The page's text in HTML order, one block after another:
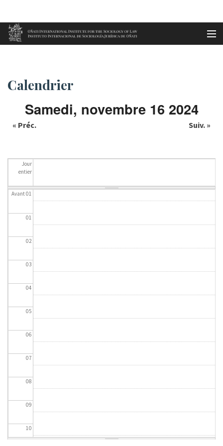
Aller au contenu principal
Accueil Calendrier
Calendrier
Samedi, novembre 16 2024
« Préc. Suiv. »
Jour
entier
Avant 01
01
02
03
04
05
06
07
08
09
10